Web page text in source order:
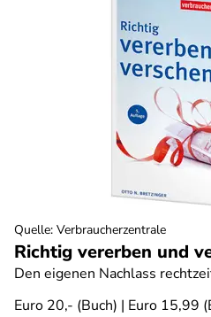
Richtig vererben und
Den eigenen Nachlass
Euro 20,- (Buch) | Euro 15,99
Quelle: Verbraucherzentrale